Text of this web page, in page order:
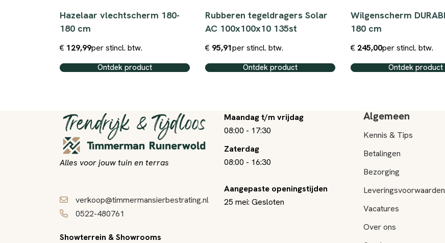
Hazelaar vlechtscherm 180-
180 cm
€ 129,99per stincl. btw.
Ontdek product
Rubberen tegeldragers Solar
AC 100x100x10 135st
€ 95,91per stincl. btw.
Ontdek product
Wilgenscherm
180 cm
€ 245,00per stincl. btw.
Ontdek product
Alles voor jouw tuin en terras
verkoop@timmermansierbestrating.nl
0522-480761
Showterrein & Showrooms
Maandag t/m vrijdag
08:00 - 17:30
Zaterdag
08:00 - 16:30
Aangepaste openingstijden
25 mei: Gesloten
Algemeen
Kennis & Tips
Betalingen
Bezorging
Leveringsvoorwaarden
Vacatures
Over ons